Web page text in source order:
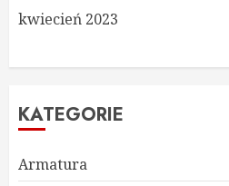
kwiecień 2023
KATEGORIE
Armatura